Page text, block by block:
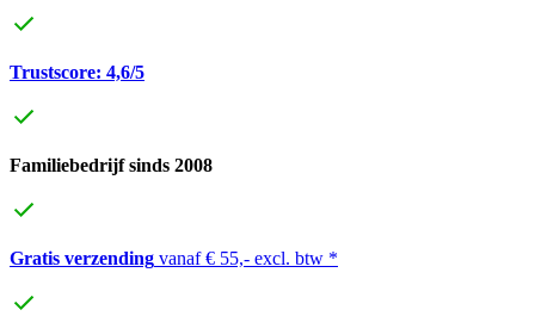
Trustscore: 4,6/5
Familiebedrijf sinds 2008
Gratis verzending vanaf € 55,- excl. btw *